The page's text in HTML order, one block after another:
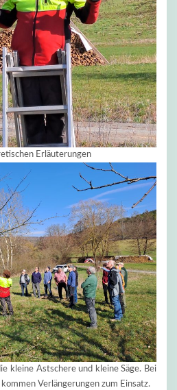
Erläuterungen
kleine Astschere und kleine Säge. Bei
Verlängerungen zum Einsatz.